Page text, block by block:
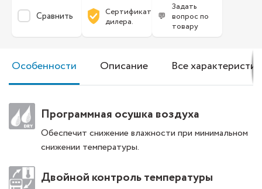
Сравнить
Сертификат
дилера.
💬
Задать
вопрос по
товару
Особенности Описание Все
Программная осушка воздуха
Обеспечит снижение влажности при минимальном
снижении температуры.
Двойной контроль температуры